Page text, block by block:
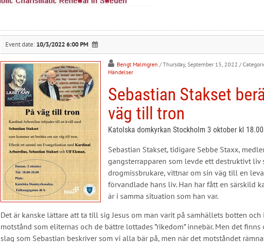
Event date: 10/3/2022 6:00 PM
Bengt Malmgren / Thursday, September 15, 2022 /
Händelser
Sebastian Stakset
väg till tron
Katolska domkyrkan Stockholm 3 oktober kl
Sebastian Stakset, tidigare Sebbe Staxx,
gangsterrapparen som levde ett destruktivt liv
drogmissbrukare, vittnar om sin väg till en
förvandlade hans liv. Han har fått en särskild
är i samma situation som han var.
Det är kanske lättare att ta till sig Jesus om man varit på samhällets botten
motstånd som eliternas och de bättre lottades ”rikedom” innebär. Men det
slag som Sebastian beskriver som vi alla bär på, men när det motståndet